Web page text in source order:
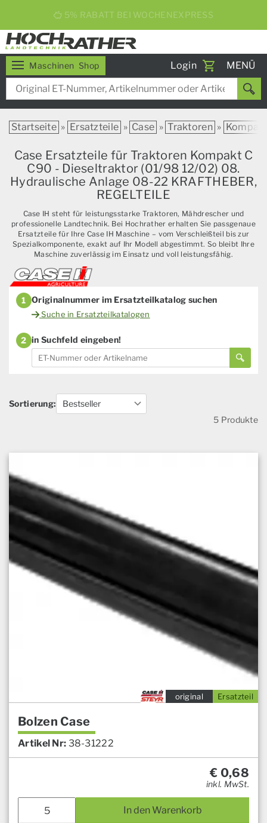
5% RABATT BEI WOCHENEXPRESS
Maschinen Shop Login
Toggle
MENÜ
Startseite » Ersatzteile » Case » Traktoren »
Case Ersatzteile für Traktoren Kompakt C
C90 - Dieseltraktor (01/98 12/02) 08.
Hydraulische Anlage 08-22 KRAFTHEBER,
REGELTEILE
Case IH steht für leistungsstarke Traktoren, Mähdrescher und
professionelle Landtechnik. Bei Hochrather erhalten Sie passgenaue
Ersatzteile für Ihre Case IH Maschine – vom Verschleißteil bis zur
Spezialkomponente, exakt auf Ihr Modell abgestimmt. So bleibt Ihre
Maschine zuverlässig im Einsatz und voll leistungsfähig.
1 Originalnummer im Ersatzteilkatalog suchen
Suche in Ersatzteilkatalogen
2 in Suchfeld eingeben!
Sortierung:
5 Produkte
Ersatzteil
original
Bolzen Case
Artikel Nr: 38-31222
€ 0,68
inkl. MwSt.
In den Warenkorb